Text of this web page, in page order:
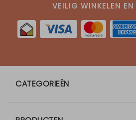
VEILIG WINKELEN EN
CATEGORIEËN